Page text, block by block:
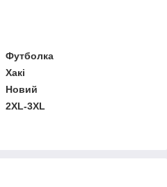
Футболка
Хакі
Новий
2XL-3XL